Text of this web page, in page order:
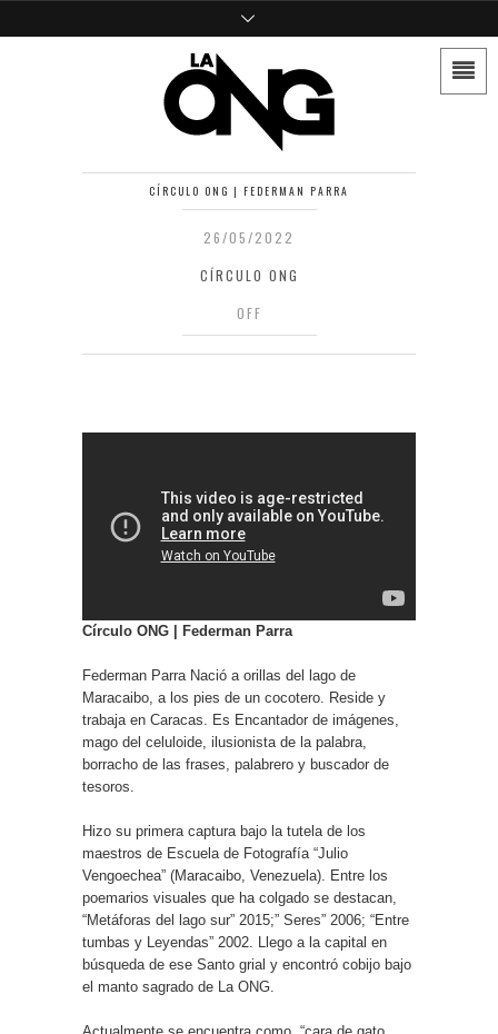
CÍRCULO ONG | FEDERMAN PARRA
26/05/2022
CÍRCULO ONG
OFF
Círculo ONG | Federman Parra
Federman Parra Nació a orillas del lago de
Maracaibo, a los pies de un cocotero. Reside y
trabaja en Caracas. Es Encantador de imágenes,
mago del celuloide, ilusionista de la palabra,
borracho de las frases, palabrero y buscador de
tesoros.
Hizo su primera captura bajo la tutela de los
maestros de Escuela de Fotografía “Julio
Vengoechea” (Maracaibo, Venezuela). Entre los
poemarios visuales que ha colgado se destacan,
“Metáforas del lago sur” 2015;” Seres” 2006; “Entre
tumbas y Leyendas” 2002. Llego a la capital en
búsqueda de ese Santo grial y encontró cobijo bajo
el manto sagrado de La ONG.